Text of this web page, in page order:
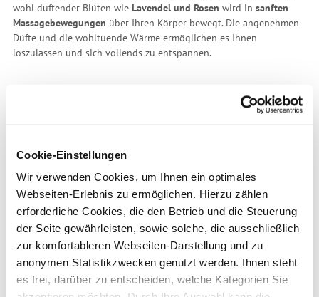
Cookie-Einstellungen
Wir verwenden Cookies, um Ihnen ein optimales
Webseiten-Erlebnis zu ermöglichen. Hierzu zählen
erforderliche Cookies, die den Betrieb und die Steuerung
der Seite gewährleisten, sowie solche, die ausschließlich
zur komfortableren Webseiten-Darstellung und zu
anonymen Statistikzwecken genutzt werden. Ihnen steht
es frei, darüber zu entscheiden, welche Kategorien Sie
wohl duftender Blüten wie Lavendel und Rosen wird in sanften
Massagebewegungen über Ihren Körper bewegt. Die angenehmen
Düfte und die wohltuende Wärme ermöglichen es Ihnen
loszulassen und sich vollends zu entspannen.
Wellness aus Wildkräutern